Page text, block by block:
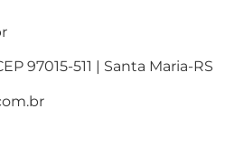
97015-511 | Santa Maria-RS